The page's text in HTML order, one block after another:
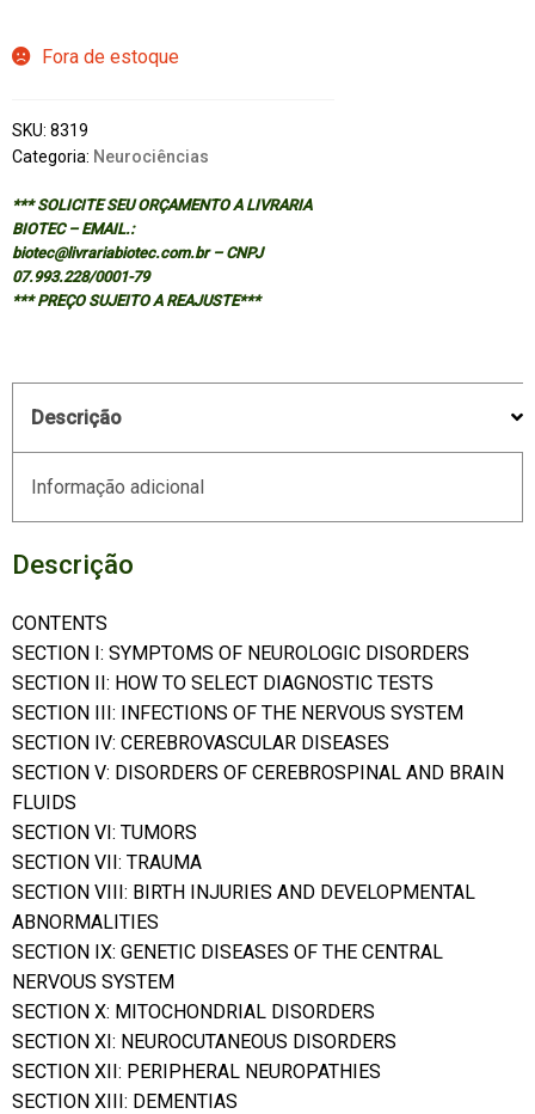
Fora de estoque
SKU: 8319
Categoria: Neurociências
*** SOLICITE SEU ORÇAMENTO A LIVRARIA
BIOTEC – EMAIL.:
biotec@livrariabiotec.com.br – CNPJ
07.993.228/0001-79
*** PREÇO SUJEITO A REAJUSTE***
Descrição
Informação adicional
Descrição
CONTENTS
SECTION I: SYMPTOMS OF NEUROLOGIC DISORDERS
SECTION II: HOW TO SELECT DIAGNOSTIC TESTS
SECTION III: INFECTIONS OF THE NERVOUS SYSTEM
SECTION IV: CEREBROVASCULAR DISEASES
SECTION V: DISORDERS OF CEREBROSPINAL AND BRAIN
FLUIDS
SECTION VI: TUMORS
SECTION VII: TRAUMA
SECTION VIII: BIRTH INJURIES AND DEVELOPMENTAL
ABNORMALITIES
SECTION IX: GENETIC DISEASES OF THE CENTRAL
NERVOUS SYSTEM
SECTION X: MITOCHONDRIAL DISORDERS
SECTION XI: NEUROCUTANEOUS DISORDERS
SECTION XII: PERIPHERAL NEUROPATHIES
SECTION XIII: DEMENTIAS